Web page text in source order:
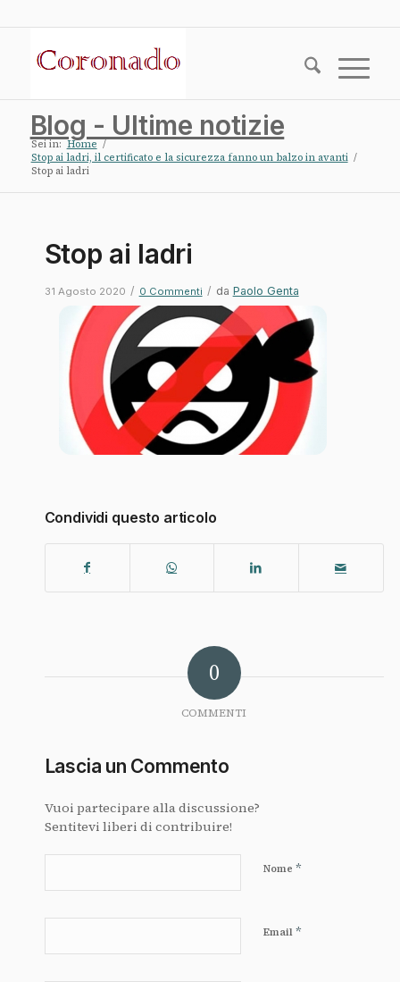
Blog - Ultime notizie
Sei in: Home /
Stop ai ladri, il certificato e la sicurezza fanno un balzo in avanti /
Stop ai ladri
Stop ai ladri
31 Agosto 2020 / 0 Commenti / da Paolo Genta
Condividi questo articolo
0
COMMENTI
Lascia un Commento
Vuoi partecipare alla discussione?
Sentitevi liberi di contribuire!
Nome *
Email *